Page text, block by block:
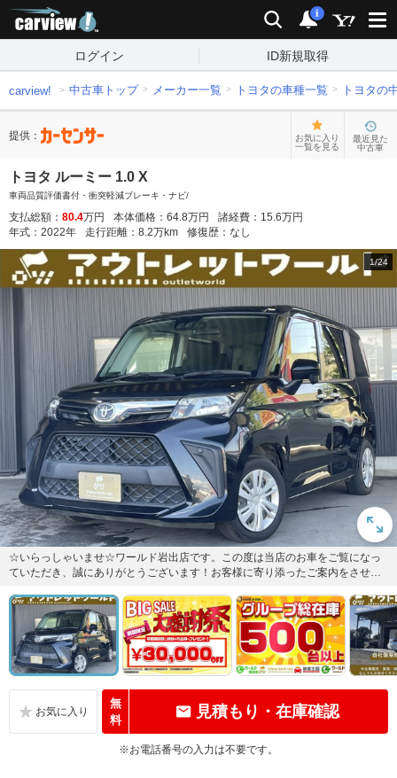
検索 通知
i
ログイン ID新規取得
carview! 中古車トップ メーカー一覧 トヨタの車種一覧 トヨタの
提供：
お気に入り
一覧を見る
最近見た
中古車
トヨタ ルーミー 1.0 X
車両品質評価書付・衝突軽減ブレーキ・ナビ/
支払総額： 80.4万円 本体価格： 64.8万円 諸経費： 15.6万円
年式： 2022年 走行距離： 8.2万km 修復歴： なし
1/24
☆いらっしゃいませ☆ワールド岩出店です。この度は当店のお車をご覧になっ
ていただき、誠にありがとうございます！お客様に寄り添ったご案内をさせて
無
料
見積もり・在庫確認
※お電話番号の入力は不要です。